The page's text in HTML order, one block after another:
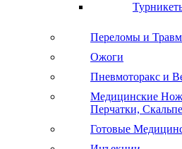
Переломы и
Ожоги
Пневмоторакс и
Медицинские
Перчатки,
Готовые